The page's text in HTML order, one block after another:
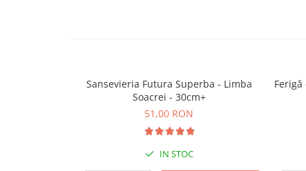
Sansevieria Futura Superba - Limba
Soacrei - 30cm+
51,00 RON
IN STOC